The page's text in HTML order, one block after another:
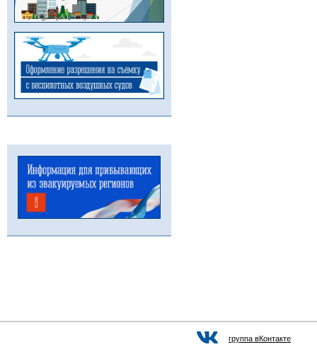
группа вКонтакте